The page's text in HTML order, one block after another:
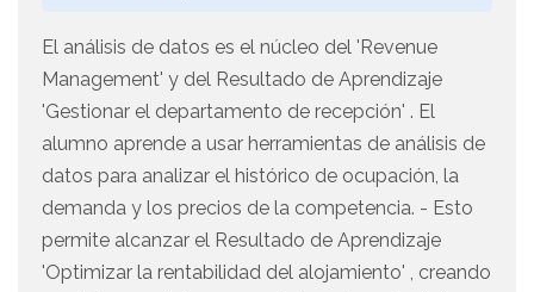
El análisis de datos es el núcleo del 'Revenue
Management' y del Resultado de Aprendizaje
'Gestionar el departamento de recepción' . El
alumno aprende a usar herramientas de análisis de
datos para analizar el histórico de ocupación, la
demanda y los precios de la competencia. - Esto
permite alcanzar el Resultado de Aprendizaje
'Optimizar la rentabilidad del alojamiento' , creando